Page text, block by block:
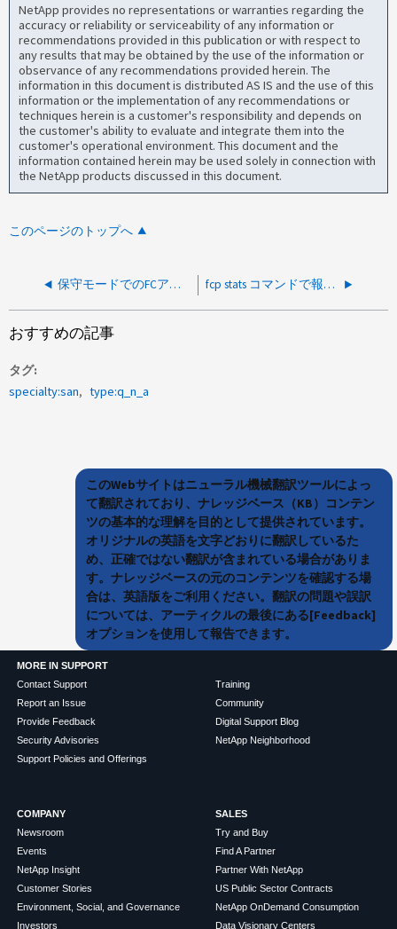
NetApp provides no representations or warranties regarding the
accuracy or reliability or serviceability of any information or
recommendations provided in this publication or with respect to
any results that may be obtained by the use of the information or
observance of any recommendations provided herein. The
information in this document is distributed AS IS and the use of this
information or the implementation of any recommendations or
techniques herein is a customer's responsibility and depends on
the customer's ability to evaluate and integrate them into the
customer's operational environment. This document and the
information contained herein may be used solely in connection with
the NetApp products discussed in this document.
このページのトップへ
保守モードでのFCアダプタの望ましい状態 fcp stats コマンドで報告される情報
おすすめの記事
タグ
specialty:san
type:q_n_a
このWebサイトはニューラル機械翻訳ツールによっ
て翻訳されており、ナレッジベース（KB）コンテン
ツの基本的な理解を目的として提供されています。
オリジナルの英語を文字どおりに翻訳しているた
め、正確ではない翻訳が含まれている場合がありま
す。ナレッジベースの元のコンテンツを確認する場
合は、英語版をご利用ください。翻訳の問題や誤訳
については、アーティクルの最後にある[Feedback]
オプションを使用して報告できます。
MORE IN SUPPORT
Contact Support
Report an Issue
Provide Feedback
Security Advisories
Support Policies and Offerings
Training
Community
Digital Support Blog
NetApp Neighborhood
COMPANY
Newsroom
Events
NetApp Insight
Customer Stories
Environment, Social, and Governance
Investors
SALES
Try and Buy
Find A Partner
Partner With NetApp
US Public Sector Contracts
NetApp OnDemand Consumption
Data Visionary Centers